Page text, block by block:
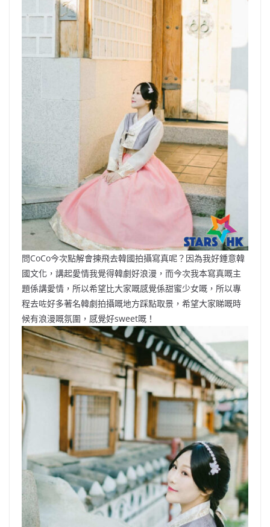
問CoCo今次點解會揀飛去韓國拍攝寫真呢？因為我好鍾意韓
國文化，講起愛情我覺得韓劇好浪漫，而今次我本寫真嘅主
題係講愛情，所以希望比大家嘅感覺係甜蜜少女嘅，所以專
程去咗好多著名韓劇拍攝嘅地方踩點取景，希望大家睇嘅時
候有浪漫嘅氛圍，感覺好sweet嘅！